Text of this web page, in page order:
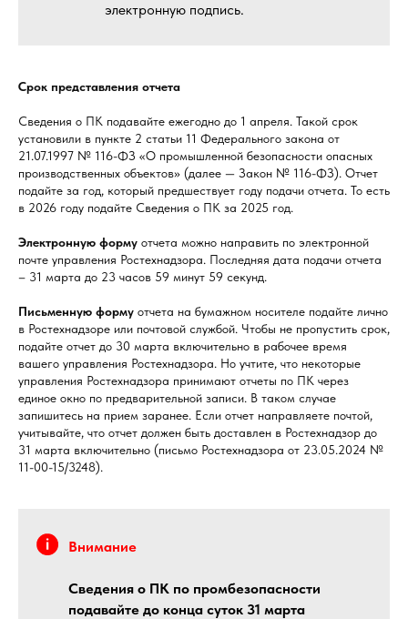
электронную подпись.
Срок представления отчета
Сведения о ПК подавайте ежегодно до 1 апреля. Такой срок
установили в пункте 2 статьи 11 Федерального закона от
21.07.1997 № 116-ФЗ «О промышленной безопасности опасных
производственных объектов» (далее — Закон № 116-ФЗ). Отчет
подайте за год, который предшествует году подачи отчета. То есть
в 2026 году подайте Сведения о ПК за 2025 год.
Электронную форму отчета можно направить по электронной
почте управления Ростехнадзора. Последняя дата подачи отчета
– 31 марта до 23 часов 59 минут 59 секунд.
Письменную форму отчета на бумажном носителе подайте лично
в Ростехнадзоре или почтовой службой. Чтобы не пропустить срок,
подайте отчет до 30 марта включительно в рабочее время
вашего управления Ростехнадзора. Но учтите, что некоторые
управления Ростехнадзора принимают отчеты по ПК через
единое окно по предварительной записи. В таком случае
запишитесь на прием заранее. Если отчет направляете почтой,
учитывайте, что отчет должен быть доставлен в Ростехнадзор до
31 марта включительно (письмо Ростехнадзора от 23.05.2024 №
11-00-15/3248).
Внимание
Сведения о ПК по промбезопасности
подавайте до конца суток 31 марта